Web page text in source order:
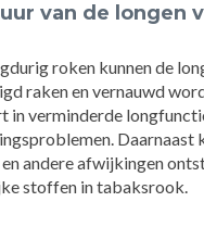
van de longen
roken kunnen de
raken en vernauwd
in verminderde
Daarnaast
andere afwijkingen
stoffen in tabaksrook.